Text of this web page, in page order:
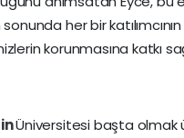
her bir
korunmasına katkı
Üniversitesi başta olmak